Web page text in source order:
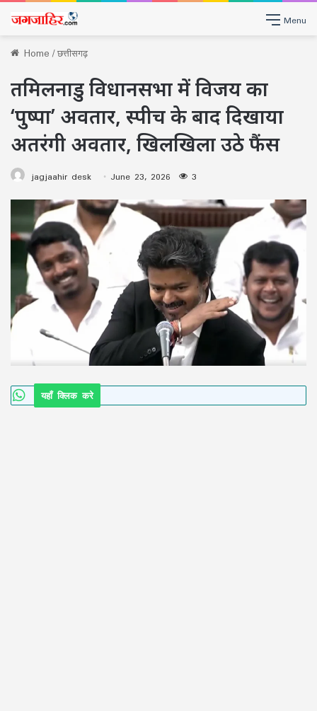
Menu
Home/छत्तीसगढ़
तमिलनाडु विधानसभा में विजय का
‘पुष्पा’ अवतार, स्पीच के बाद दिखाया
अतरंगी अवतार, खिलखिला उठे फैंस
jagjaahir desk June 23, 2026 3
यहाँ क्लिक करे